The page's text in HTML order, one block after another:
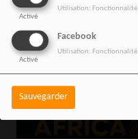
Activé
Utilisation: Fonctionnalité
Facebook
Activé
Utilisation: Fonctionnalité
Sauvegarder